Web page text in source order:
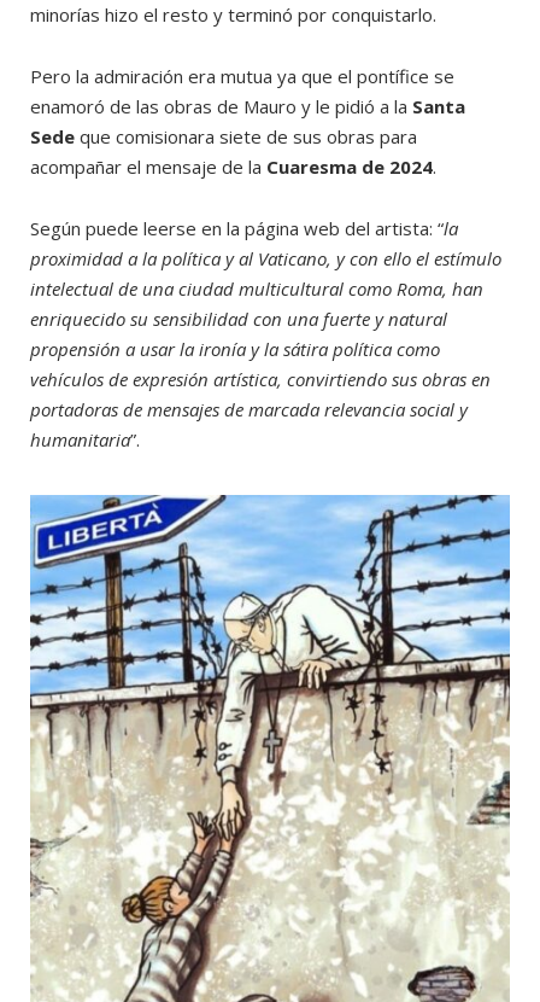
minorías hizo el resto y terminó por conquistarlo.
Pero la admiración era mutua ya que el pontífice se
enamoró de las obras de Mauro y le pidió a la Santa
Sede que comisionara siete de sus obras para
acompañar el mensaje de la Cuaresma de 2024.
Según puede leerse en la página web del artista: “la
proximidad a la política y al Vaticano, y con ello el estímulo
intelectual de una ciudad multicultural como Roma, han
enriquecido su sensibilidad con una fuerte y natural
propensión a usar la ironía y la sátira política como
vehículos de expresión artística, convirtiendo sus obras en
portadoras de mensajes de marcada relevancia social y
humanitaria”.